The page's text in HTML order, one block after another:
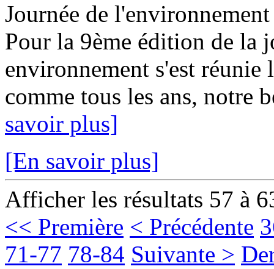
Journée de
Pour la 9ème édition de la
environnement s'est
comme tous les ans, notre
savoir plus]
[En savoir plus]
Afficher les résultats 57 à
<< Première < Précédente
71-77 78-84 Suivante >